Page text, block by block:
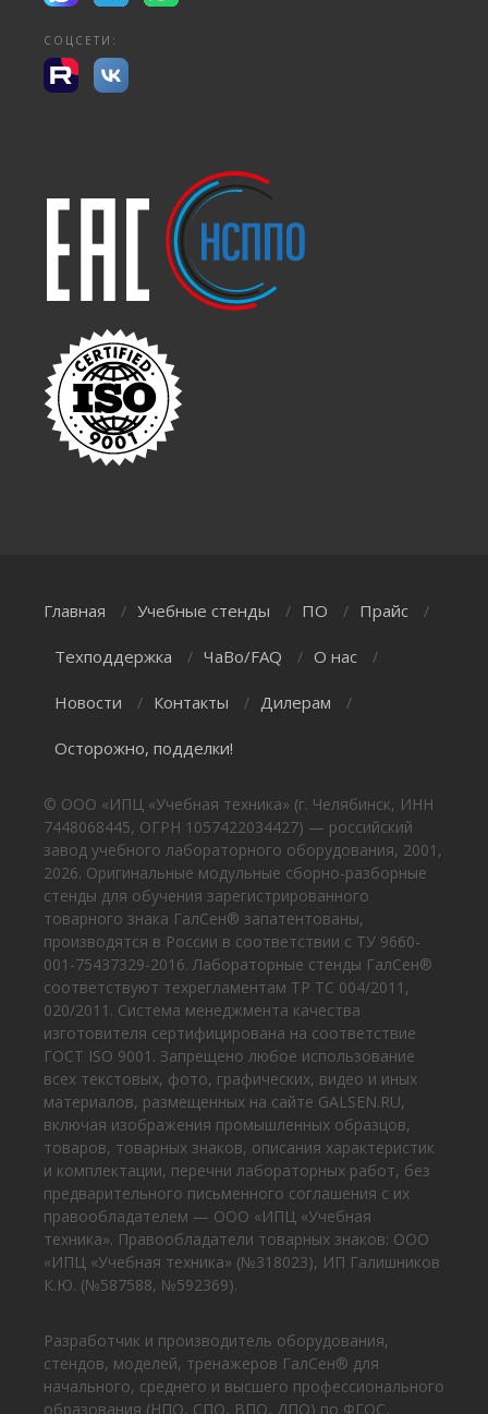
СОЦСЕТИ:
Главная / Учебные стенды / ПО / Прайс /
Техподдержка / ЧаВо/FAQ / О нас /
Новости / Контакты / Дилерам /
Осторожно, подделки!
© ООО «ИПЦ «Учебная техника» (г. Челябинск, ИНН
7448068445, ОГРН 1057422034427) — российский
завод учебного лабораторного оборудования, 2001,
2026. Оригинальные модульные сборно-разборные
стенды для обучения зарегистрированного
товарного знака ГалСен® запатентованы,
производятся в России в соответствии с ТУ 9660-
001-75437329-2016. Лабораторные стенды ГалСен®
соответствуют техрегламентам ТР ТС 004/2011,
020/2011. Система менеджмента качества
изготовителя сертифицирована на соответствие
ГОСТ ISO 9001. Запрещено любое использование
всех текстовых, фото, графических, видео и иных
материалов, размещенных на сайте GALSEN.RU,
включая изображения промышленных образцов,
товаров, товарных знаков, описания характеристик
и комплектации, перечни лабораторных работ, без
предварительного письменного соглашения с их
правообладателем — ООО «ИПЦ «Учебная
техника». Правообладатели товарных знаков: ООО
«ИПЦ «Учебная техника» (№318023), ИП Галишников
К.Ю. (№587588, №592369).
Разработчик и производитель оборудования,
стендов, моделей, тренажеров ГалСен® для
начального, среднего и высшего профессионального
образования (НПО, СПО, ВПО, ДПО) по ФГОС,